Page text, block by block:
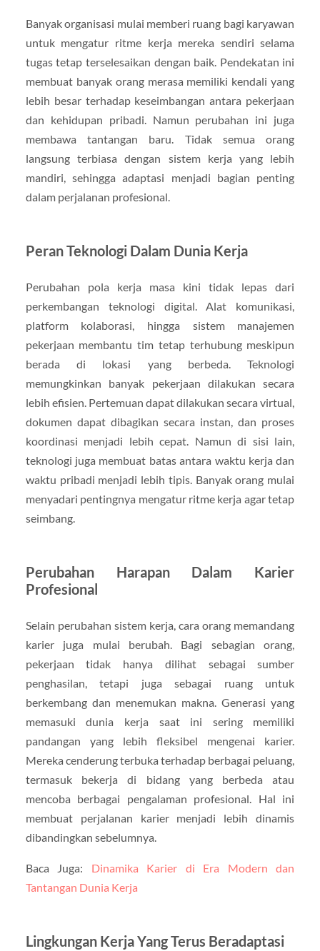
Banyak organisasi mulai memberi ruang bagi karyawan
untuk mengatur ritme kerja mereka sendiri selama
tugas tetap terselesaikan dengan baik. Pendekatan ini
membuat banyak orang merasa memiliki kendali yang
lebih besar terhadap keseimbangan antara pekerjaan
dan kehidupan pribadi. Namun perubahan ini juga
membawa tantangan baru. Tidak semua orang
langsung terbiasa dengan sistem kerja yang lebih
mandiri, sehingga adaptasi menjadi bagian penting
dalam perjalanan profesional.
Peran Teknologi Dalam Dunia Kerja
Perubahan pola kerja masa kini tidak lepas dari
perkembangan teknologi digital. Alat komunikasi,
platform kolaborasi, hingga sistem manajemen
pekerjaan membantu tim tetap terhubung meskipun
berada di lokasi yang berbeda. Teknologi
memungkinkan banyak pekerjaan dilakukan secara
lebih efisien. Pertemuan dapat dilakukan secara virtual,
dokumen dapat dibagikan secara instan, dan proses
koordinasi menjadi lebih cepat. Namun di sisi lain,
teknologi juga membuat batas antara waktu kerja dan
waktu pribadi menjadi lebih tipis. Banyak orang mulai
menyadari pentingnya mengatur ritme kerja agar tetap
seimbang.
Perubahan Harapan Dalam Karier
Profesional
Selain perubahan sistem kerja, cara orang memandang
karier juga mulai berubah. Bagi sebagian orang,
pekerjaan tidak hanya dilihat sebagai sumber
penghasilan, tetapi juga sebagai ruang untuk
berkembang dan menemukan makna. Generasi yang
memasuki dunia kerja saat ini sering memiliki
pandangan yang lebih fleksibel mengenai karier.
Mereka cenderung terbuka terhadap berbagai peluang,
termasuk bekerja di bidang yang berbeda atau
mencoba berbagai pengalaman profesional. Hal ini
membuat perjalanan karier menjadi lebih dinamis
dibandingkan sebelumnya.
Baca Juga: Dinamika Karier di Era Modern dan
Tantangan Dunia Kerja
Lingkungan Kerja Yang Terus Beradaptasi